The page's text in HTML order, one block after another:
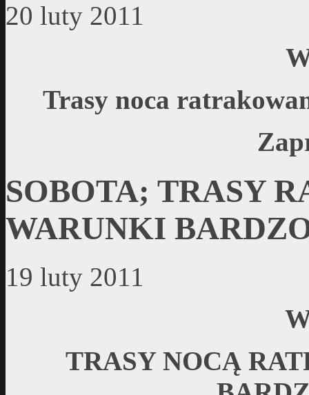
20 luty 2011
Trasy noca
SOBOTA; TRASY
WARUNKI
19 luty 2011
TRASY NOCĄ